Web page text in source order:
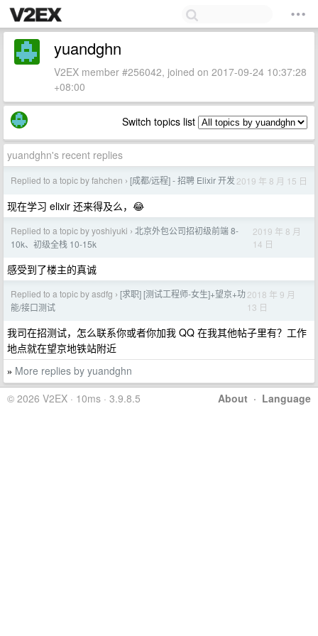
yuandghn
V2EX member #256042, joined on 2017-09-24 10:37:28
+08:00
Switch topics list
yuandghn's recent replies
Replied to a topic by fahchen › [成都/远程] - 招聘 Elixir 开发 2019 年 8 月 15 日
现在学习 elixir 还来得及么，😂
Replied to a topic by yoshiyuki › 北京外包公司招初级前端 8-
10k、初级全栈 10-15k
2019 年 8 月
14 日
感受到了楼主的真诚
Replied to a topic by asdfg › [求职] [测试工程师-女生]+望京+功
能/接口测试
2018 年 9 月
13 日
我司在招测试，怎么联系你或者你加我 QQ 在我其他帖子里有？工作
地点就在望京地铁站附近
» More replies by yuandghn
About · Language
© 2026 V2EX · 10ms · 3.9.8.5